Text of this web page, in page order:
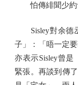
怕傳緋聞少約
Sisley對余德
子」：「唔一定
亦表示Sisley曾
緊張。再談到傳